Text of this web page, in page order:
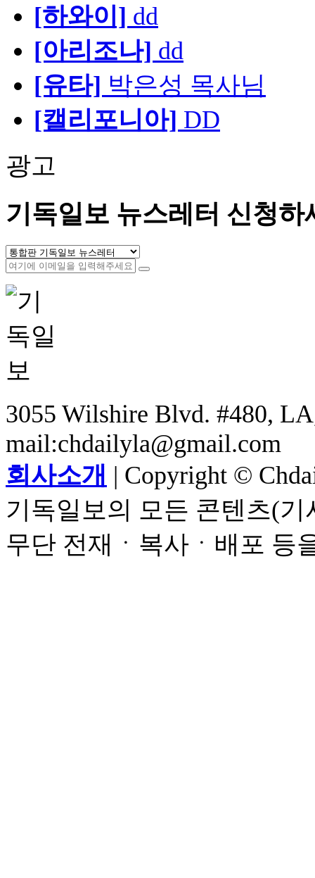
[하와이] dd
[아리조나] dd
[유타] 박은성 목사님
[캘리포니아] DD
광고
기독일보 뉴스레터 신청하
3055 Wilshire Blvd. #480,
mail:chdailyla@gmail.com
회사소개 | Copyright ©
기독일보의 모든 콘텐츠(
무단 전재ㆍ복사ㆍ배포 등